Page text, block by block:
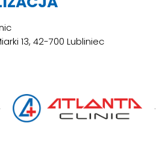
13, 42-700 Lubliniec